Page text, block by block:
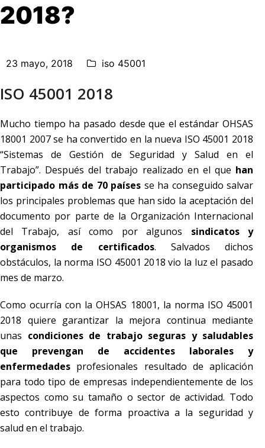
2018?
23 mayo, 2018 iso 45001
ISO 45001 2018
Mucho tiempo ha pasado desde que el estándar OHSAS
18001 2007 se ha convertido en la nueva ISO 45001 2018
“Sistemas de Gestión de Seguridad y Salud en el
Trabajo”. Después del trabajo realizado en el que han
participado más de 70 países se ha conseguido salvar
los principales problemas que han sido la aceptación del
documento por parte de la Organización Internacional
del Trabajo, así como por algunos sindicatos y
organismos de certificados. Salvados dichos
obstáculos, la norma ISO 45001 2018 vio la luz el pasado
mes de marzo.
Como ocurría con la OHSAS 18001, la norma ISO 45001
2018 quiere garantizar la mejora continua mediante
unas condiciones de trabajo seguras y saludables
que prevengan de accidentes laborales y
enfermedades profesionales resultado de aplicación
para todo tipo de empresas independientemente de los
aspectos como su tamaño o sector de actividad. Todo
esto contribuye de forma proactiva a la seguridad y
salud en el trabajo.